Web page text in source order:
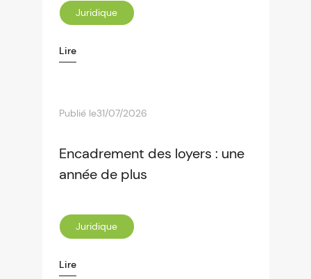
Juridique
Lire
Publié le31/07/2026
Encadrement des loyers : une
année de plus
Juridique
Lire